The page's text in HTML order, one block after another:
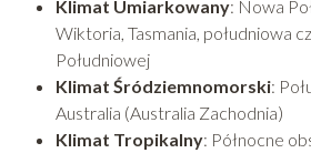
Klimat Umiarkowany: Nowa
Wiktoria, Tasmania, południowa
Południowej
Klimat Śródziemnomorski:
Australia (Australia Zachodnia)
Klimat Tropikalny: Północne